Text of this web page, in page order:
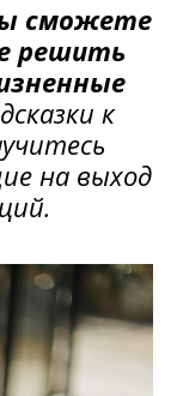
сможете
решить
к
на выход